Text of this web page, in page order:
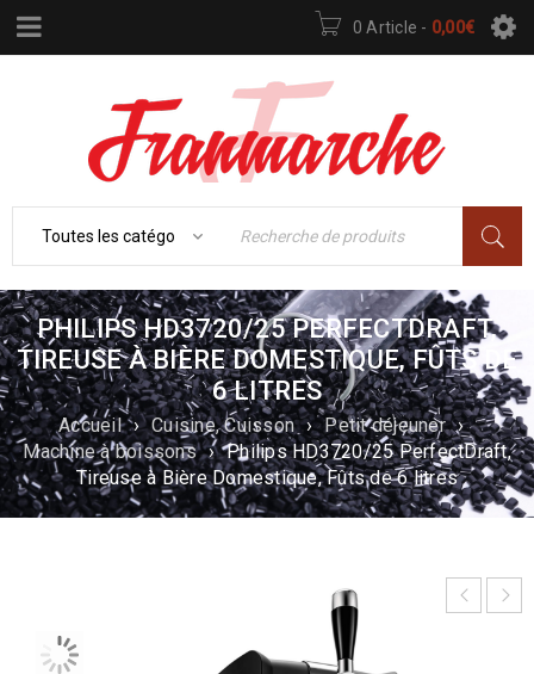
0 Article - 0,00€
PHILIPS HD3720/25 PERFECTDRAFT,
TIREUSE À BIÈRE DOMESTIQUE, FÛTS DE
6 LITRES
Accueil › Cuisine, Cuisson › Petit déjeuner ›
Machine à boissons › Philips HD3720/25 PerfectDraft,
Tireuse à Bière Domestique, Fûts de 6 litres